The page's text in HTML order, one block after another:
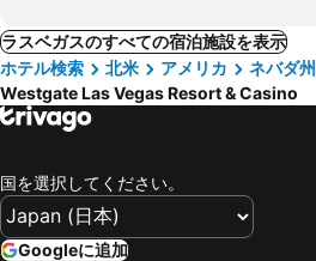
ラスベガスのすべての宿泊施設を表示
ホテル検索
北米 アメリカ ネバダ州
Westgate Las Vegas Resort & Casino
国を選択してください。
Googleに追加